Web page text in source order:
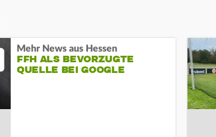
Mehr News aus Hessen
FFH ALS BEVORZUGTE
QUELLE BEI GOOGLE